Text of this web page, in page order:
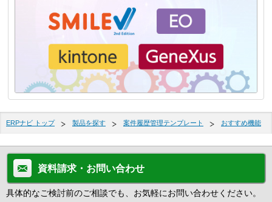
ERPナビ トップ 製品を探す 案件履歴管理テンプレート おすすめ機能
資料請求・お問い合わせ
具体的なご検討前のご相談でも、お気軽にお問い合わせください。